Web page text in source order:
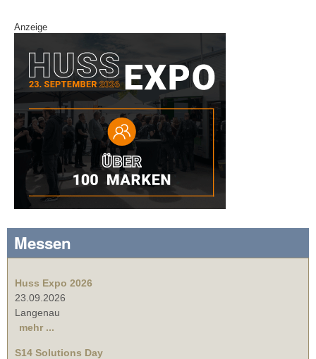
Anzeige
Messen
Huss Expo 2026
23.09.2026
Langenau
mehr ...
S14 Solutions Day